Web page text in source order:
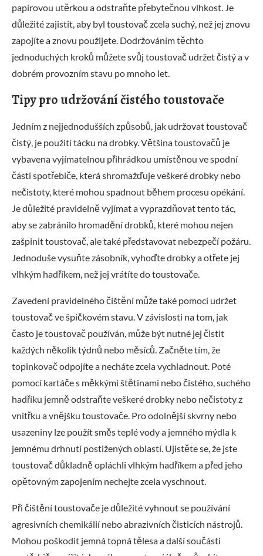
papírovou utěrkou a odstraňte přebytečnou vlhkost. Je
důležité zajistit, aby byl toustovač zcela suchý, než jej znovu
zapojíte a znovu použijete. Dodržováním těchto
jednoduchých kroků můžete svůj toustovač udržet čistý a v
dobrém provozním stavu po mnoho let.
Tipy pro udržování čistého toustovače
Jedním z nejjednodušších způsobů, jak udržovat toustovač
čistý, je použití tácku na drobky. Většina toustovačů je
vybavena vyjímatelnou přihrádkou umístěnou ve spodní
části spotřebiče, která shromažďuje veškeré drobky nebo
nečistoty, které mohou spadnout během procesu opékání.
Je důležité pravidelně vyjímat a vyprazdňovat tento tác,
aby se zabránilo hromadění drobků, které mohou nejen
zašpinit toustovač, ale také představovat nebezpečí požáru.
Jednoduše vysuňte zásobník, vyhoďte drobky a otřete jej
vlhkým hadříkem, než jej vrátíte do toustovače.
Zavedení pravidelného čištění může také pomoci udržet
toustovač ve špičkovém stavu. V závislosti na tom, jak
často je toustovač používán, může být nutné jej čistit
každých několik týdnů nebo měsíců. Začněte tím, že
topinkovač odpojíte a necháte zcela vychladnout. Poté
pomocí kartáče s měkkými štětinami nebo čistého, suchého
hadříku jemně odstraňte veškeré drobky nebo nečistoty z
vnitřku a vnějšku toustovače. Pro odolnější skvrny nebo
usazeniny lze použít směs teplé vody a jemného mýdla k
jemnému drhnutí postižených oblastí. Ujistěte se, že jste
toustovač důkladně opláchli vlhkým hadříkem a před jeho
opětovným zapojením nechejte zcela vyschnout.
Při čištění toustovače je důležité vyhnout se používání
agresivních chemikálií nebo abrazivních čisticích nástrojů.
Mohou poškodit jemná topná tělesa a další součásti